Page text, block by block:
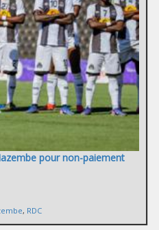
pour non-paiement
, RDC